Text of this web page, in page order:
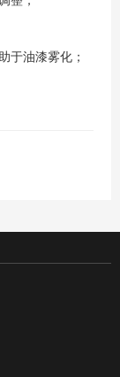
于油漆雾化；